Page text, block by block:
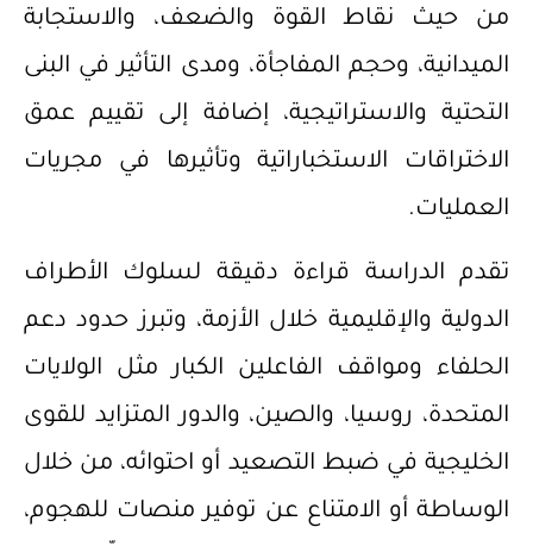
من حيث نقاط القوة والضعف، والاستجابة
الميدانية، وحجم المفاجأة، ومدى التأثير في البنى
التحتية والاستراتيجية، إضافة إلى تقييم عمق
الاختراقات الاستخباراتية وتأثيرها في مجريات
العمليات.
تقدم الدراسة قراءة دقيقة لسلوك الأطراف
الدولية والإقليمية خلال الأزمة، وتبرز حدود دعم
الحلفاء ومواقف الفاعلين الكبار مثل الولايات
المتحدة، روسيا، والصين، والدور المتزايد للقوى
الخليجية في ضبط التصعيد أو احتوائه، من خلال
الوساطة أو الامتناع عن توفير منصات للهجوم،